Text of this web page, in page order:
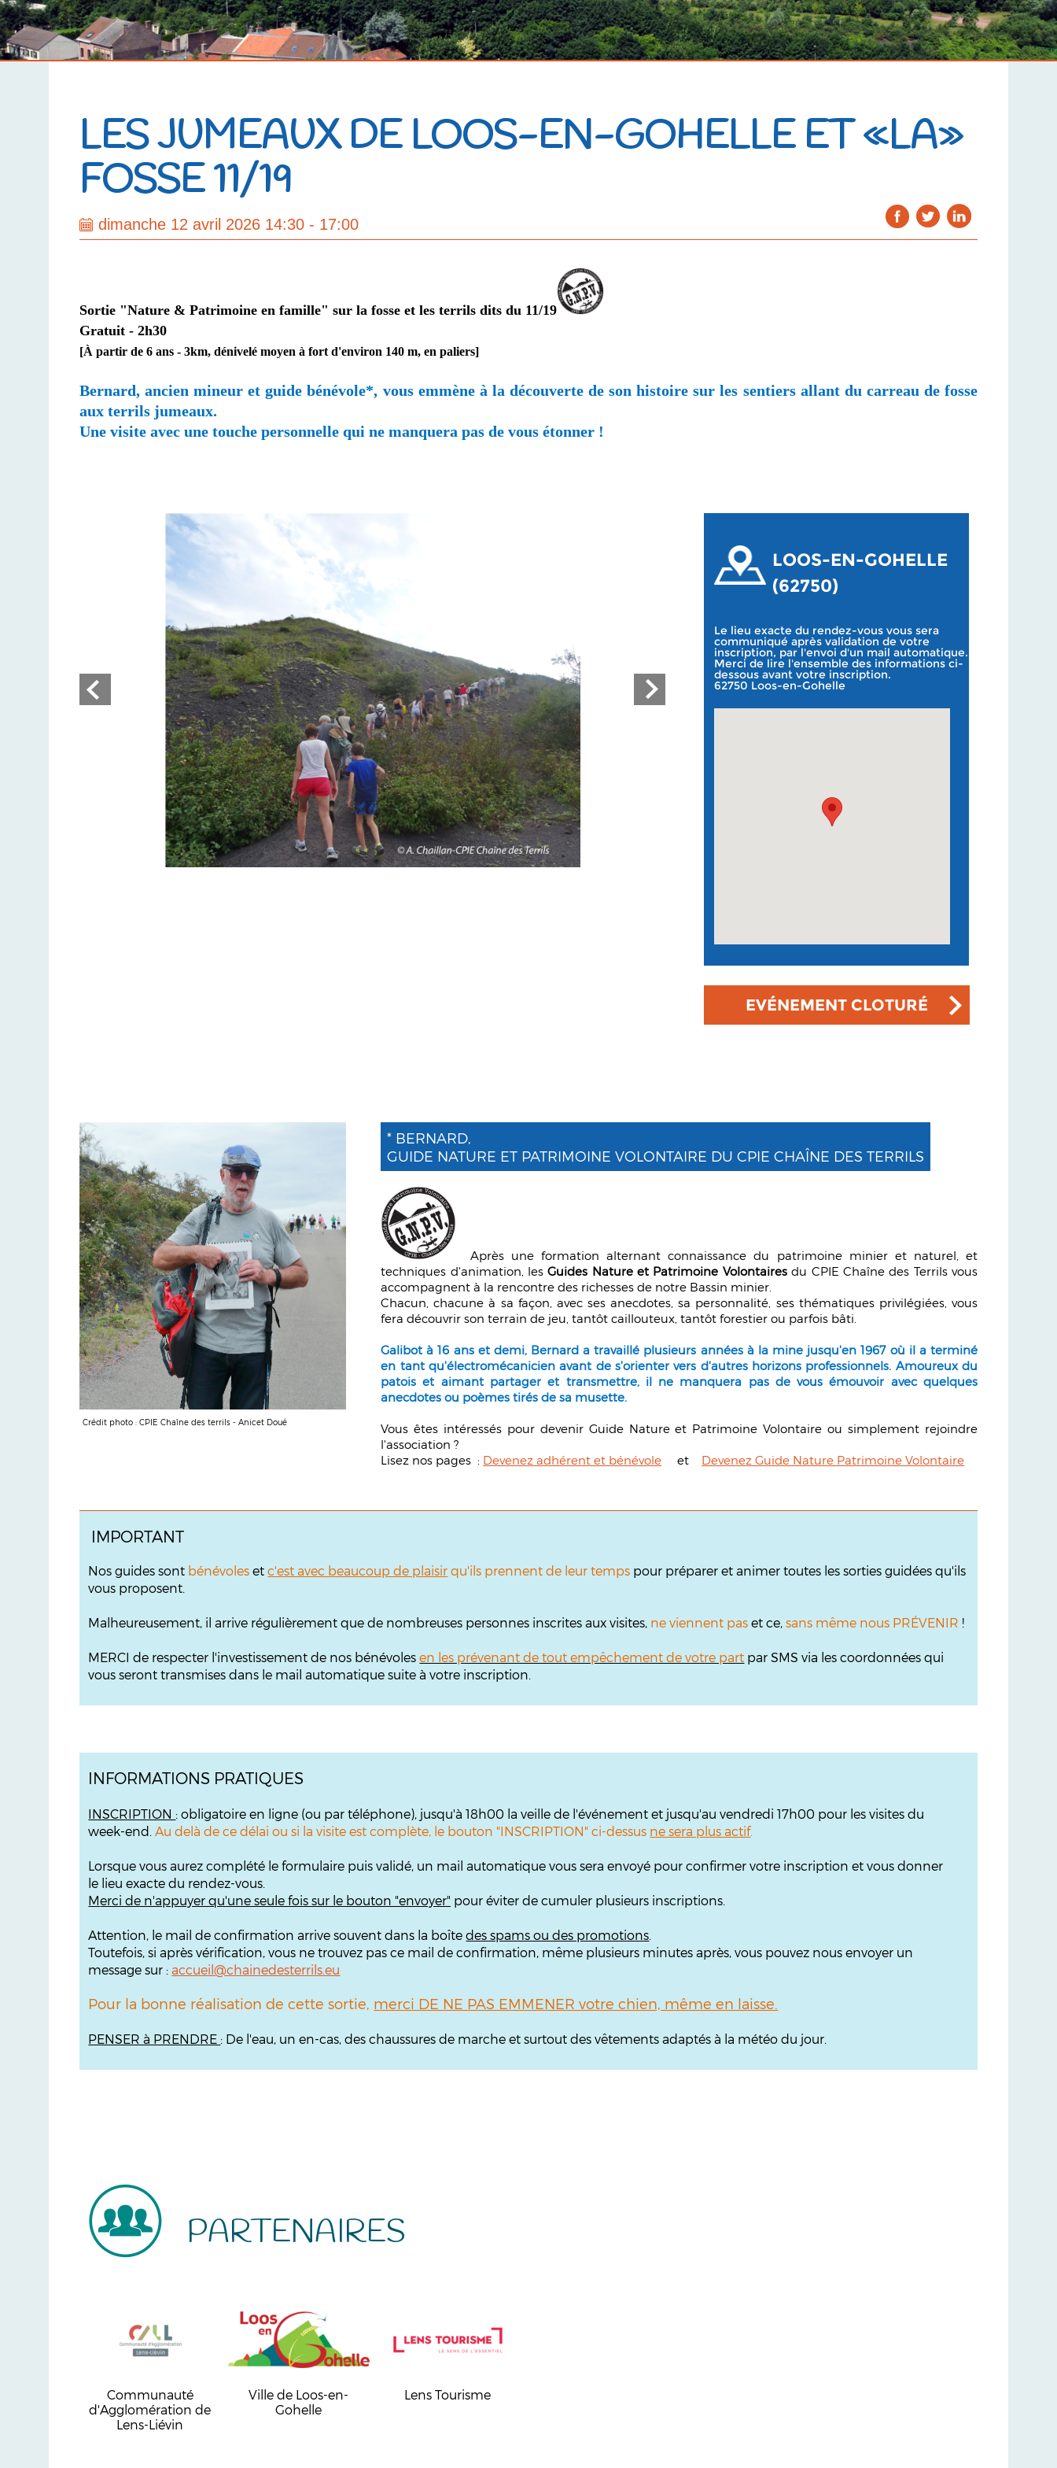
LES JUMEAUX DE LOOS-EN-GOHELLE ET «LA»
FOSSE 11/19
dimanche 12 avril 2026 14:30 - 17:00
Sortie "Nature & Patrimoine en famille" sur la fosse et les terrils dits du 11/19
Gratuit - 2h30
[À partir de 6 ans -3km,dénivelé moyen à fort d'environ 140 m, en paliers]
Bernard, ancien mineur et guide bénévole*, vous emmène à la découverte de son histoire sur les sentiers allant du carreau de fosse
aux terrils jumeaux.
Une visite avec une touche personnelle qui ne manquera pas de vous étonner !
LOOS-EN-GOHELLE
(62750)
Le lieu exacte du rendez-vous vous sera
communiqué après validation de votre
inscription, par l'envoi d'un mail automatique.
Merci de lire l'ensemble des informations ci-
dessous avant votre inscription.
62750 Loos-en-Gohelle
EVÉNEMENT CLOTURÉ
Crédit photo : CPIE Chaîne des terrils - Anicet Doué
* BERNARD,
GUIDE NATURE ET PATRIMOINE VOLONTAIRE DU CPIE CHAÎNE DES TERRILS
Après une formation alternant connaissance du patrimoine minier et naturel, et
techniques d'animation, lesGuides Nature et Patrimoine Volontairesdu CPIE Chaîne des Terrils vous
accompagnent à la rencontre des richesses de notre Bassin minier.
Chacun, chacune à sa façon, avec ses anecdotes, sa personnalité, ses thématiques privilégiées, vous
fera découvrir son terrain de jeu, tantôt caillouteux, tantôt forestier ou parfois bâti.
Galibot à 16 ans et demi, Bernard a travaillé plusieurs années à la mine jusqu'en 1967 où il a terminé
en tant qu'électromécanicien avant de s'orienter vers d'autres horizons professionnels. Amoureux du
patois et aimant partager et transmettre, il ne manquera pas de vous émouvoir avec quelques
anecdotes ou poèmes tirés de sa musette.
Vous êtes intéressés pour devenir Guide Nature et Patrimoine Volontaire ou simplement rejoindre
l'association ?
Lisez nos pages : Devenez adhérent et bénévole et Devenez Guide Nature Patrimoine Volontaire
IMPORTANT
Nos guides sont bénévoles etc'est avec beaucoup de plaisir qu'ils prennent de leur temps pour préparer et animer toutes les sorties guidées qu'ils
vous proposent.
Malheureusement, il arrive régulièrement que de nombreuses personnes inscrites aux visites, ne viennent pas et ce,sans même nous PRÉVENIR !
MERCI de respecter l'investissement de nos bénévolesen les prévenant de tout empêchement de votre part par SMS via les coordonnées qui
vous seront transmises dans le mail automatique suite à votre inscription.
INFORMATIONS PRATIQUES
INSCRIPTION : obligatoire en ligne (ou par téléphone), jusqu'à 18h00 la veille de l'événement et jusqu'au vendredi 17h00 pour les visites du
week-end.Au delà de ce délai ou si la visite est complète, le bouton "INSCRIPTION" ci-dessus ne sera plus actif.
Lorsque vous aurez complété le formulaire puis validé, un mail automatique vous sera envoyé pour confirmer votre inscription et vous donner
le lieu exacte du rendez-vous.
Merci de n'appuyer qu'une seule fois sur le bouton "envoyer" pour éviter de cumuler plusieurs inscriptions.
Attention, le mail de confirmation arrive souvent dans la boîtedes spams ou des promotions.
Toutefois, si après vérification, vous ne trouvez pas ce mail de confirmation, même plusieurs minutes après, vous pouvez nous envoyer un
message sur :accueil@chainedesterrils.eu
Pour la bonne réalisation de cette sortie, merci DE NE PAS EMMENER votre chien, même en laisse.
PENSER à PRENDRE : De l'eau, un en-cas, des chaussures de marche et surtout des vêtements adaptés à la météo du jour.
PARTENAIRES
Communauté
d'Agglomération de
Lens-Liévin
Ville de Loos-en-
Gohelle
Lens Tourisme